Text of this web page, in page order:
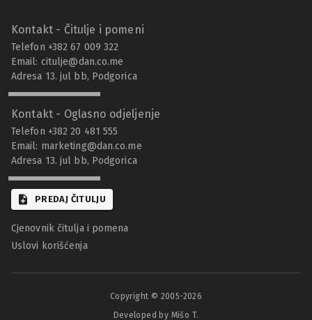
Kontakt - Čitulje i pomeni
Telefon +382 67 009 322
Email: citulje@dan.co.me
Adresa 13. jul bb, Podgorica
Kontakt - Oglasno odjeljenje
Telefon +382 20 481 555
Email: marketing@dan.co.me
Adresa 13. jul bb, Podgorica
PREDAJ ČITULJU
Cjenovnik čitulja i pomena
Uslovi korišćenja
Copyright © 2005-2026
Developed by Mišo T.